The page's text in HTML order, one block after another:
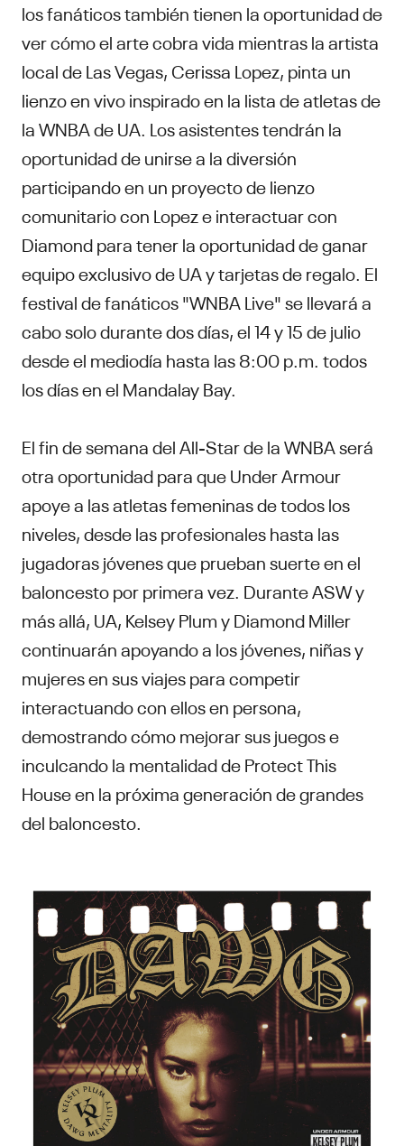
los fanáticos también tienen la oportunidad de
ver cómo el arte cobra vida mientras la artista
local de Las Vegas, Cerissa Lopez, pinta un
lienzo en vivo inspirado en la lista de atletas de
la WNBA de UA. Los asistentes tendrán la
oportunidad de unirse a la diversión
participando en un proyecto de lienzo
comunitario con Lopez e interactuar con
Diamond para tener la oportunidad de ganar
equipo exclusivo de UA y tarjetas de regalo. El
festival de fanáticos "WNBA Live" se llevará a
cabo solo durante dos días, el 14 y 15 de julio
desde el mediodía hasta las 8:00 p.m. todos
los días en el Mandalay Bay.
El fin de semana del All-Star de la WNBA será
otra oportunidad para que Under Armour
apoye a las atletas femeninas de todos los
niveles, desde las profesionales hasta las
jugadoras jóvenes que prueban suerte en el
baloncesto por primera vez. Durante ASW y
más allá, UA, Kelsey Plum y Diamond Miller
continuarán apoyando a los jóvenes, niñas y
mujeres en sus viajes para competir
interactuando con ellos en persona,
demostrando cómo mejorar sus juegos e
inculcando la mentalidad de Protect This
House en la próxima generación de grandes
del baloncesto.